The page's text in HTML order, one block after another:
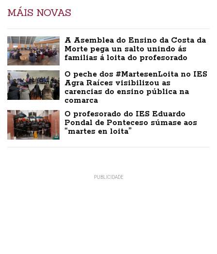
MÁIS NOVAS
A Asemblea do Ensino da Costa da
Morte pega un salto unindo ás
familias á loita do profesorado
O peche dos #MartesenLoita no IES
Agra Raíces visibilizou as
carencias do ensino pública na
comarca
O profesorado do IES Eduardo
Pondal de Ponteceso súmase aos
“martes en loita”